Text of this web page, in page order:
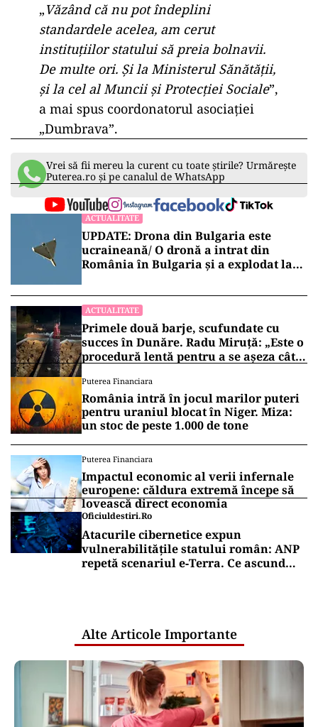
„Văzând că nu pot îndeplini
standardele acelea, am cerut
instituțiilor statului să preia bolnavii.
De multe ori. Și la Ministerul Sănătății,
și la cel al Muncii și Protecției Sociale”,
a mai spus coordonatorul asociației
„Dumbrava”.
Vrei să fii mereu la curent cu toate știrile? Urmărește
Puterea.ro și pe canalul de WhatsApp
ACTUALITATE
UPDATE: Drona din Bulgaria este
ucraineană/ O dronă a intrat din
România în Bulgaria şi a explodat la
ACTUALITATE
Primele două barje, scufundate cu
succes în Dunăre. Radu Miruță: „Este o
procedură lentă pentru a se așeza cât
Puterea Financiara
România intră în jocul marilor puteri
pentru uraniul blocat în Niger. Miza:
un stoc de peste 1.000 de tone
Puterea Financiara
Impactul economic al verii infernale
europene: căldura extremă începe să
lovească direct economia
Oficiuldestiri.ro
Atacurile cibernetice expun
vulnerabilitățile statului român: ANP
repetă scenariul e‑Terra. Ce ascund
Alte Articole Importante